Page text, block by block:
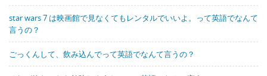
star wars 7 は映画館で見なくてもレンタルでいいよ。って英語でなんて
言うの？
ごっくんして、飲み込んでって英語でなんて言うの？